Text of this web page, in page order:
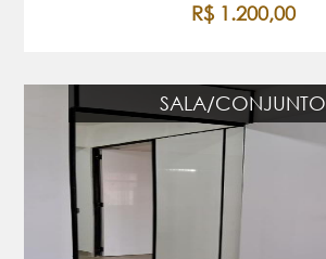
R$ 1.200,00
SALA/CONJUNTO